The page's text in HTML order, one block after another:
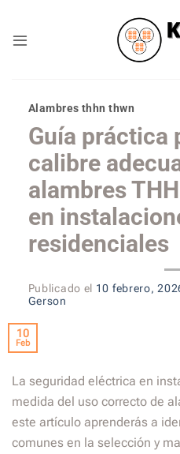
content
Alambres thhn thwn
Guía práctica
calibre
alambres
en
residenciales
Publicado el 10 febrero,
Gerson
10
Feb
La seguridad eléctrica en
medida del uso correcto de
este artículo aprenderás a
comunes en la selección y